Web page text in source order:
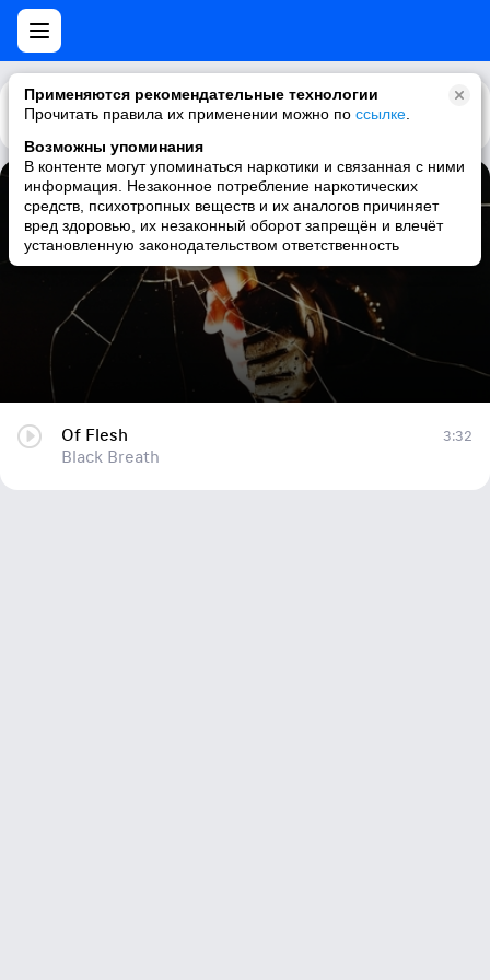
Применяются рекомендательные технологии
Прочитать правила их применении можно по ссылке
Возможны упоминания
В контенте могут упоминаться наркотики и связанная с ними
информация. Незаконное потребление наркотических
средств, психотропных веществ и их аналогов причиняет
вред здоровью, их незаконный оборот запрещён и влечёт
установленную законодательством ответственность
Каталог Рекомендации
Of Flesh
Black Breath
Of Flesh
Black Breath
3:32